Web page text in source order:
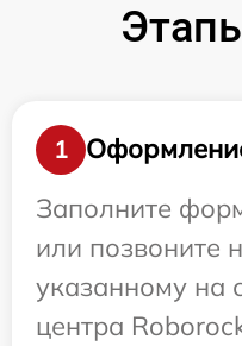
1
Заполните
или позвоните
указанному на
центра